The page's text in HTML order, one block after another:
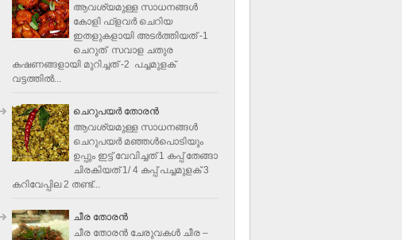
ആവശ്യമുള്ള സാധനങ്ങൾ
കോളി ഫ്ളവര്‍ ചെറിയ
ഇതളുകളായി അടര്‍ത്തിയത് -1
ചെറുത് സവാള ചതുര
കഷണങ്ങളായി മുറിച്ചത് -2 പച്ചമുളക്
വട്ടത്തില്‍...
ചെറുപയർ തോരൻ
ആവശ്യമുള്ള സാധനങ്ങൾ
ചെറുപയർ മഞ്ഞൾപൊടിയും
ഉപ്പും ഇട്ട് വേവിച്ചത് 1 കപ്പ് തേങ്ങാ
ചിരകിയത് 1/ 4 കപ്പ് പച്ചമുളക് 3
കറിവേപ്പില 2 തണ്ട്...
ചീര തോരന്‍
ചീര തോരന്‍ ചേരുവകള്‍ ചീര –